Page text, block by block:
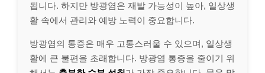
됩니다. 하지만 방광염은 재발 가능성이 높아, 일상생
활 속에서 관리와 예방 노력이 중요합니다.
방광염의 통증은 매우 고통스러울 수 있으며, 일상생
활에 큰 불편을 초래합니다. 방광염 통증을 줄이기 위